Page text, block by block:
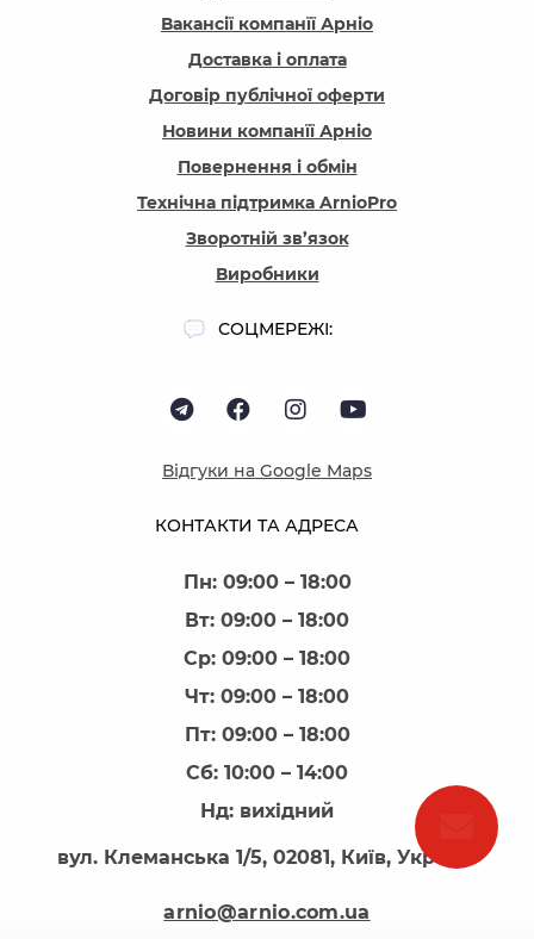
КОНТАКТИ ТА АДРЕСА
Пн: 09:00 – 18:00
Вт: 09:00 – 18:00
Ср: 09:00 – 18:00
Чт: 09:00 – 18:00
Пт: 09:00 – 18:00
Сб: 10:00 – 14:00
Нд: вихідний
вул. Клеманська 1/5, 02081, Київ, Україна
arnio@arnio.com.ua
Вакансії компанїї Арніо
Доставка і оплата
Договір публічної оферти
Новини компанїї Арніо
Повернення і обмін
Технічна підтримка ArnioPro
Зворотній зв’язок
Виробники
СОЦМЕРЕЖІ:
Відгуки на Google Maps